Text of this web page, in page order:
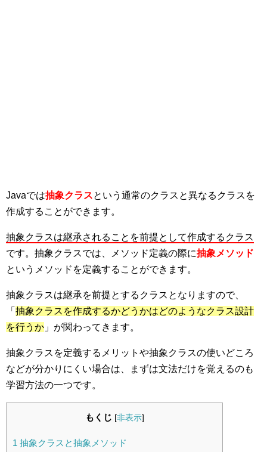
Javaでは抽象クラスという通常のクラスと異なるクラスを
作成することができます。
抽象クラスは継承されることを前提として作成するクラス
です。抽象クラスでは、メソッド定義の際に抽象メソッド
というメソッドを定義することができます。
抽象クラスは継承を前提とするクラスとなりますので、
「 抽象クラスを作成するかどうかはどのようなクラス設計
を行うか 」が関わってきます。
抽象クラスを定義するメリットや抽象クラスの使いどころ
などが分かりにくい場合は、まずは文法だけを覚えるのも
学習方法の一つです。
もくじ [非表示]
1 抽象クラスと抽象メソッド